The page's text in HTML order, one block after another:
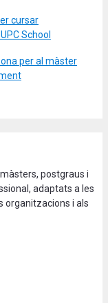
cursar
School
per al màster
màsters, postgraus i
adaptats a les
organitzacions i als